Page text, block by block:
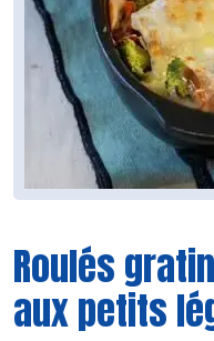
Roulés
aux petits